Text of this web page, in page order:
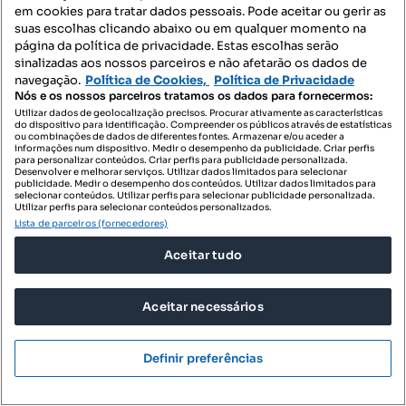
99,57 €/m²
Torreira, Murtosa, Aveiro
em cookies para tratar dados pessoais. Pode aceitar ou gerir as
suas escolhas clicando abaixo ou em qualquer momento na
página da política de privacidade. Estas escolhas serão
sinalizadas aos nossos parceiros e não afetarão os dados de
navegação. Política de Cookies, Política de Privacidade
Nós e os nossos parceiros tratamos os dados para fornecermos:
Utilizar dados de geolocalização precisos. Procurar ativamente as características
do dispositivo para identificação. Compreender os públicos através de estatísticas
ou combinações de dados de diferentes fontes. Armazenar e/ou aceder a
informações num dispositivo. Medir o desempenho da publicidade. Criar perfis
para personalizar conteúdos. Criar perfis para publicidade personalizada.
Desenvolver e melhorar serviços. Utilizar dados limitados para selecionar
publicidade. Medir o desempenho dos conteúdos. Utilizar dados limitados para
selecionar conteúdos. Utilizar perfis para selecionar publicidade personalizada.
Utilizar perfis para selecionar conteúdos personalizados.
Lista de parceiros (fornecedores)
Aceitar tudo
Aceitar necessários
Definir preferências